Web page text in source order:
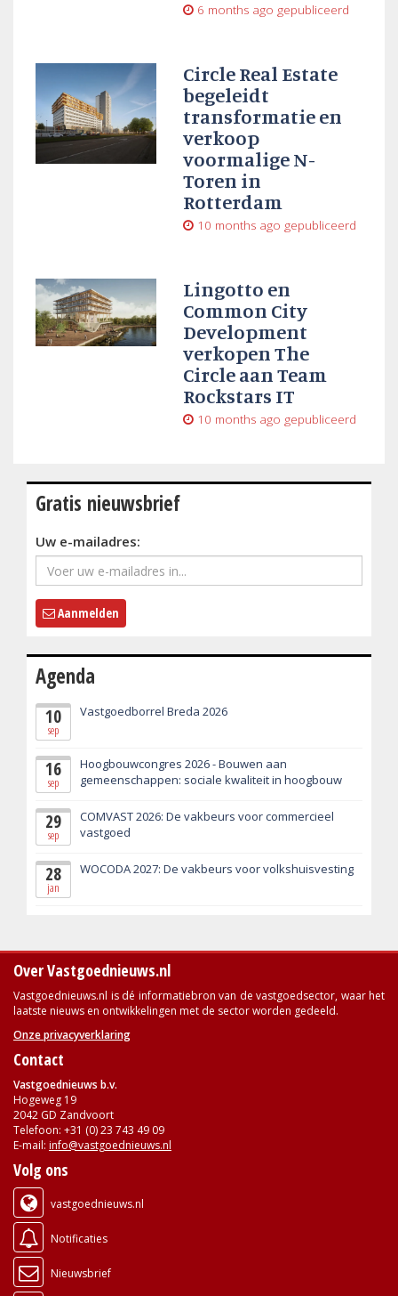
6 months ago gepubliceerd
Circle Real Estate
begeleidt
transformatie en
verkoop
voormalige N-
Toren in
Rotterdam
10 months ago gepubliceerd
Lingotto en
Common City
Development
verkopen The
Circle aan Team
Rockstars IT
10 months ago gepubliceerd
Gratis nieuwsbrief
Uw e-mailadres:
Aanmelden
Agenda
10
sep
Vastgoedborrel Breda 2026
16
sep
Hoogbouwcongres 2026 - Bouwen aan
gemeenschappen: sociale kwaliteit in hoogbouw
29
sep
COMVAST 2026: De vakbeurs voor commercieel
vastgoed
28
jan
WOCODA 2027: De vakbeurs voor volkshuisvesting
Over Vastgoednieuws.nl
Vastgoednieuws.nl is dé informatiebron van de vastgoedsector, waar het
laatste nieuws en ontwikkelingen met de sector worden gedeeld.
Onze privacyverklaring
Contact
Vastgoednieuws b.v.
Hogeweg 19
2042 GD Zandvoort
Telefoon: +31 (0) 23 743 49 09
E-mail: info@vastgoednieuws.nl
Volg ons
vastgoednieuws.nl
Notificaties
Nieuwsbrief